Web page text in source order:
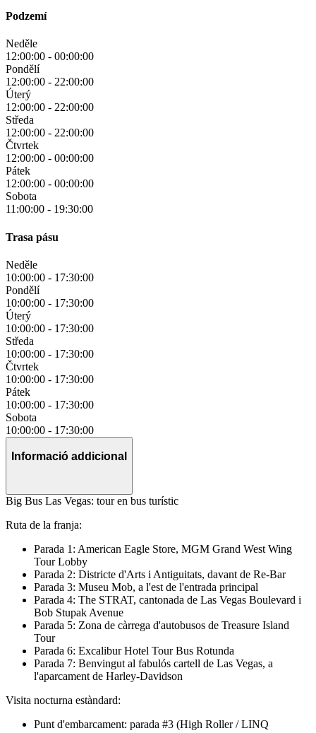
Podzemí
Neděle
12:00:00 - 00:00:00
Pondělí
12:00:00 - 22:00:00
Úterý
12:00:00 - 22:00:00
Středa
12:00:00 - 22:00:00
Čtvrtek
12:00:00 - 00:00:00
Pátek
12:00:00 - 00:00:00
Sobota
11:00:00 - 19:30:00
Trasa pásu
Neděle
10:00:00 - 17:30:00
Pondělí
10:00:00 - 17:30:00
Úterý
10:00:00 - 17:30:00
Středa
10:00:00 - 17:30:00
Čtvrtek
10:00:00 - 17:30:00
Pátek
10:00:00 - 17:30:00
Sobota
10:00:00 - 17:30:00
Informació addicional
Big Bus Las Vegas: tour en bus turístic
Ruta de la franja:
Parada 1: American Eagle Store, MGM Grand West Wing
Tour Lobby
Parada 2: Districte d'Arts i Antiguitats, davant de Re-Bar
Parada 3: Museu Mob, a l'est de l'entrada principal
Parada 4: The STRAT, cantonada de Las Vegas Boulevard i
Bob Stupak Avenue
Parada 5: Zona de càrrega d'autobusos de Treasure Island
Tour
Parada 6: Excalibur Hotel Tour Bus Rotunda
Parada 7: Benvingut al fabulós cartell de Las Vegas, a
l'aparcament de Harley-Davidson
Visita nocturna estàndard:
Punt d'embarcament: parada #3 (High Roller / LINQ